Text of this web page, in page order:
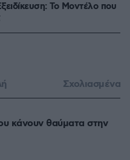
Το Mοντέλο που
Σχολιασμένα
κάνουν θαύματα στην